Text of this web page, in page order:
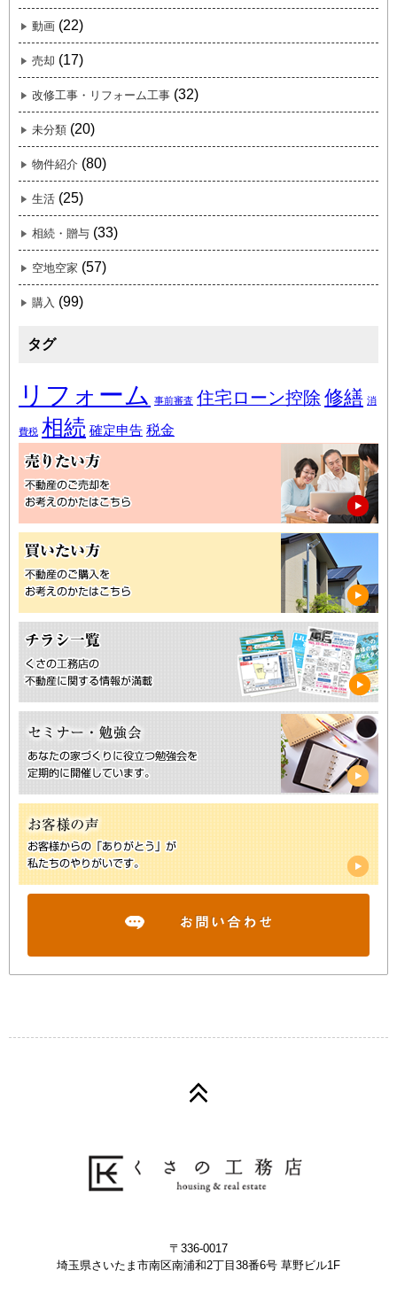
動画 (22)
売却 (17)
改修工事・リフォーム工事 (32)
未分類 (20)
物件紹介 (80)
生活 (25)
相続・贈与 (33)
空地空家 (57)
購入 (99)
タグ
リフォーム 事前審査 住宅ローン控除 修繕 消
費税 相続 確定申告 税金
〒336-0017
埼玉県さいたま市南区南浦和2丁目38番6号 草野ビル1F